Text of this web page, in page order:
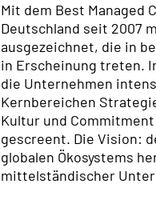
Mit dem Best Managed
Deutschland seit 2007
ausgezeichnet, die in
in Erscheinung treten.
die Unternehmen
Kernbereichen
Kultur und
gescreent. Die Vision:
globalen Ökosystems
mittelständischer